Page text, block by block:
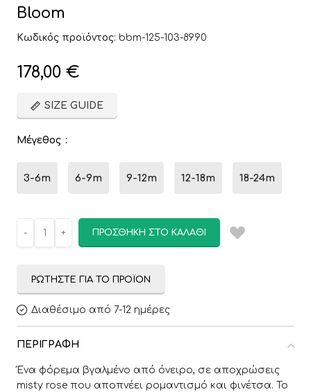
Bloom
Κωδικός προϊόντος: bbm-125-103-8990
178,00 €
SIZE GUIDE
Μέγεθος
3-6m 6-9m 9-12m 12-18m 18-24m
ΠΡΟΣΘΉΚΗ ΣΤΟ ΚΑΛΆΘΙ
ΡΩΤΉΣΤΕ ΓΙΑ ΤΟ ΠΡΟΪΌΝ
Διαθέσιμο από 7-12 ημέρες
ΠΕΡΙΓΡΑΦΉ
Ένα φόρεμα βγαλμένο από όνειρο, σε αποχρώσεις
misty rose που αποπνέει ρομαντισμό και φινέτσα. Το